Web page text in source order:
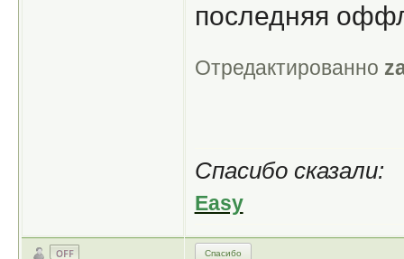
последняя
Отредактированно
Спасибо сказали:
Easy
Спасибо